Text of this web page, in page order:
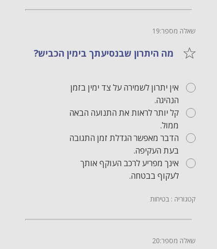
שאלה מספר:19
מה היתרון שבנסיעתך בימין הכביש?
אין יתרון לשמירה על צד ימין בזמן
הנהיגה.
קל יותר לראות את התנועה הבאה
ממול.
הדבר מאפשר הגדלת זמן התגובה
בעת העקיפה.
אינך מפריע לרכב העוקף אותך
לעקוף בבטחה.
קטגוריה : בטיחות
שאלה מספר:20